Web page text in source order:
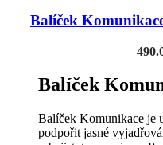
Balíček
Balíček
Balíček Komunikace je
podpořit jasné